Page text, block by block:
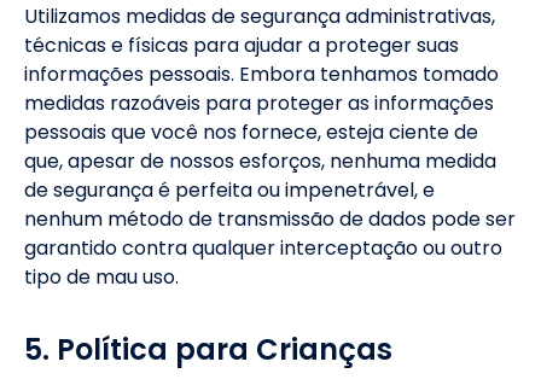
Utilizamos medidas de segurança administrativas,
técnicas e físicas para ajudar a proteger suas
informações pessoais. Embora tenhamos tomado
medidas razoáveis para proteger as informações
pessoais que você nos fornece, esteja ciente de
que, apesar de nossos esforços, nenhuma medida
de segurança é perfeita ou impenetrável, e
nenhum método de transmissão de dados pode ser
garantido contra qualquer interceptação ou outro
tipo de mau uso.
5. Política para Crianças